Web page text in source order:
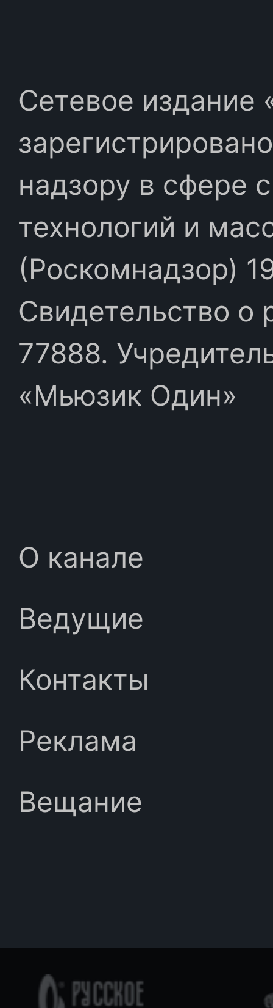
Сетевое издание
надзору в сфере
технологий и
(Роскомнадзор)
Свидетельство
77888.
«Мьюзик Один»
О канале
Ведущие
Контакты
Реклама
Вещание